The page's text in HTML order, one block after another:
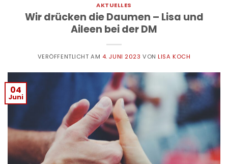
AKTUELLES
Wir drücken die Daumen – Lisa und
Aileen bei der DM
VERÖFFENTLICHT AM 4. JUNI 2023 VONLISA KOCH
04
Juni